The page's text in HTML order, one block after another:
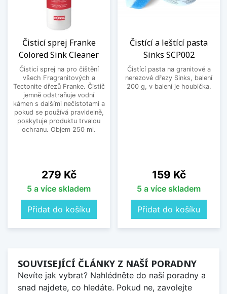
Čisticí sprej Franke
Colored Sink Cleaner
Čisticí sprej na pro čištění
všech Fragranitových a
Tectonite dřezů Franke. Čistič
jemně odstraňuje vodní
kámen s dalšími nečistotami a
pokud se používá pravidelně,
poskytuje produktu trvalou
ochranu. Objem 250 ml.
Cena
279 Kč
5 a více skladem
Přidat do košíku
Čistící a leštící pasta
Sinks SCP002
Čistící pasta na granitové a
nerezové dřezy Sinks, balení
200 g, v balení je houbička.
Cena
159 Kč
5 a více skladem
Přidat do košíku
SOUVISEJÍCÍ ČLÁNKY Z NAŠÍ PORADNY
Nevíte jak vybrat? Nahlédněte do naší poradny a
snad najdete, co hledáte. Pokud ne, zavolejte